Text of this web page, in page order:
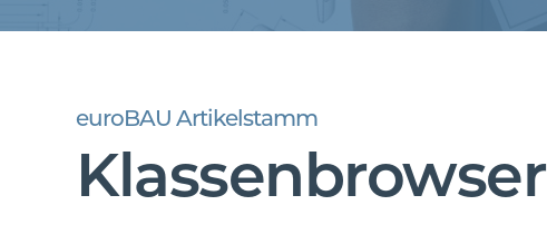
euroBAU Artikelstamm
Klassenbrowser